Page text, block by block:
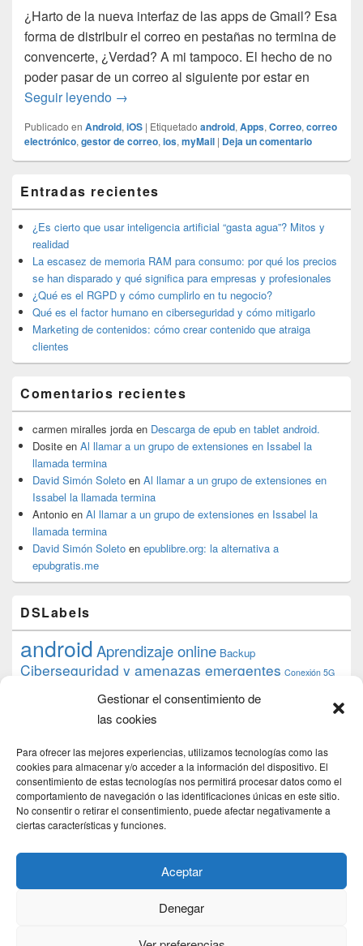
Gestionar el consentimiento de
las cookies
Para ofrecer las mejores experiencias, utilizamos tecnologías como las
cookies para almacenar y/o acceder a la información del dispositivo. El
consentimiento de estas tecnologías nos permitirá procesar datos como el
comportamiento de navegación o las identificaciones únicas en este sitio.
No consentir o retirar el consentimiento, puede afectar negativamente a
ciertas características y funciones.
Aceptar
Denegar
¿Harto de la nueva interfaz de las apps de Gmail? Esa
forma de distribuir el correo en pestañas no termina de
convencerte, ¿Verdad? A mi tampoco. El hecho de no
poder pasar de un correo al siguiente por estar en
Seguir leyendo myMail la app para gestionar tu correo.
→
Publicado en Android, iOS | Etiquetado android, Apps, Correo, correo
electrónico, gestor de correo, ios, myMail | Deja un comentario
área
de
widget
barra
lateral
primaria
Entradas recientes
¿Es cierto que usar inteligencia artificial “gasta agua”? Mitos y
realidad
La escasez de memoria RAM para consumo: por qué los precios
se han disparado y qué significa para empresas y profesionales
¿Qué es el RGPD y cómo cumplirlo en tu negocio?
Qué es el factor humano en ciberseguridad y cómo mitigarlo
Marketing de contenidos: cómo crear contenido que atraiga
clientes
Comentarios recientes
carmen miralles jorda en Descarga de epub en tablet android.
Dosite en Al llamar a un grupo de extensiones en Issabel la
llamada termina
David Simón Soleto en Al llamar a un grupo de extensiones en
Issabel la llamada termina
Antonio en Al llamar a un grupo de extensiones en Issabel la
llamada termina
David Simón Soleto en epublibre.org: la alternativa a
epubgratis.me
DSLabels
androidAprendizaje online Backup
Ciberseguridad y amenazas emergentes Conexión 5G
datos debian desarrollo web
Formación Google
iphone
proyecto PS4 python Raspberryraspberrypi
raspbian review Servidor Web Sostenibilidad
tecnológicaTecnología torrent
transmissiontutorial ubuntu server Windows